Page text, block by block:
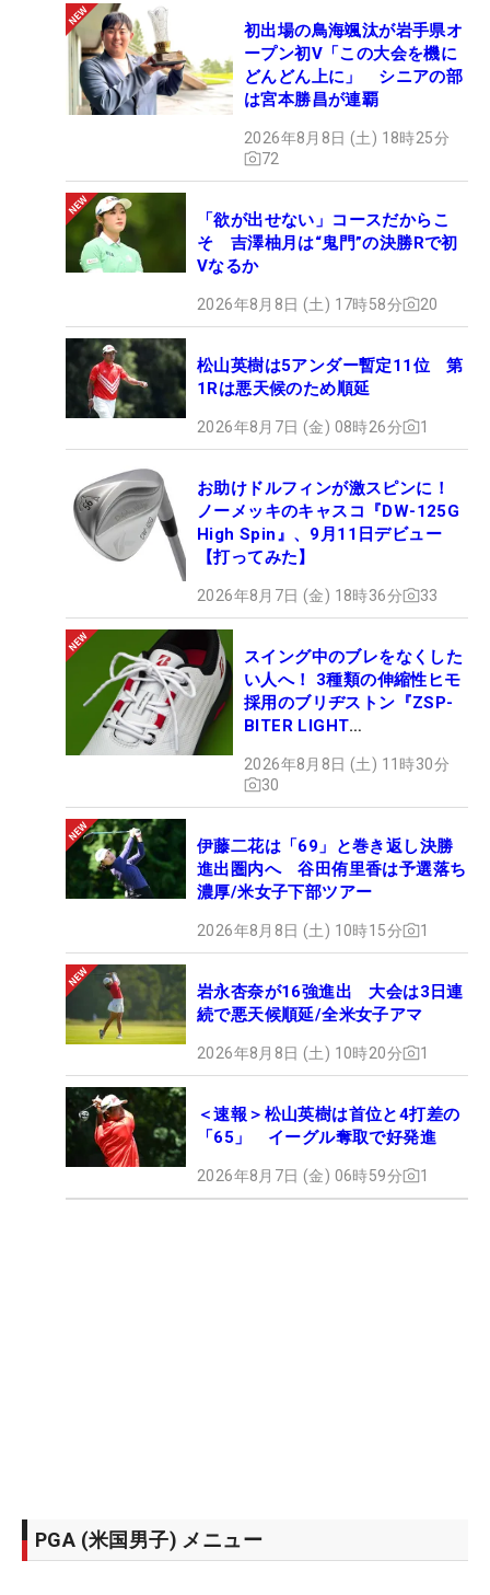
初出場の鳥海颯汰が岩手県オ
ープン初V「この大会を機に
どんどん上に」 シニアの部
は宮本勝昌が連覇
2026年8月8日 (土) 18時25分
72
「欲が出せない」コースだからこ
そ 吉澤柚月は“鬼門”の決勝Rで初
Vなるか
2026年8月8日 (土) 17時58分 20
松山英樹は5アンダー暫定11位 第
1Rは悪天候のため順延
2026年8月7日 (金) 08時26分 1
お助けドルフィンが激スピンに！
ノーメッキのキャスコ『DW-125G
High Spin』、9月11日デビュー
【打ってみた】
2026年8月7日 (金) 18時36分 33
スイング中のブレをなくした
い人へ！ 3種類の伸縮性ヒモ
採用のブリヂストン『ZSP-
BITER LIGHT
ュー
2026年8月8日 (土) 11時30分
30
伊藤二花は「69」と巻き返し決勝
進出圏内へ 谷田侑里香は予選落ち
濃厚/米女子下部ツアー
2026年8月8日 (土) 10時15分 1
岩永杏奈が16強進出 大会は3日連
続で悪天候順延/全米女子アマ
2026年8月8日 (土) 10時20分 1
＜速報＞松山英樹は首位と4打差の
「65」 イーグル奪取で好発進
2026年8月7日 (金) 06時59分 1
PGA (米国男子) メニュー